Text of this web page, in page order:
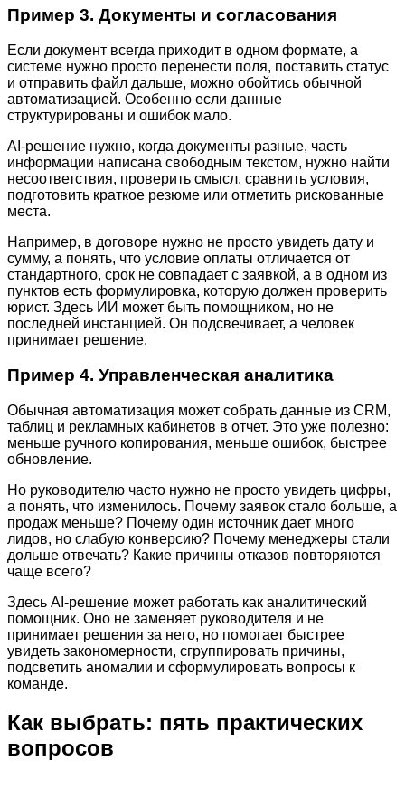
Пример 3. Документы и согласования
Если документ всегда приходит в одном формате, а
системе нужно просто перенести поля, поставить статус
и отправить файл дальше, можно обойтись обычной
автоматизацией. Особенно если данные
структурированы и ошибок мало.
AI-решение нужно, когда документы разные, часть
информации написана свободным текстом, нужно найти
несоответствия, проверить смысл, сравнить условия,
подготовить краткое резюме или отметить рискованные
места.
Например, в договоре нужно не просто увидеть дату и
сумму, а понять, что условие оплаты отличается от
стандартного, срок не совпадает с заявкой, а в одном из
пунктов есть формулировка, которую должен проверить
юрист. Здесь ИИ может быть помощником, но не
последней инстанцией. Он подсвечивает, а человек
принимает решение.
Пример 4. Управленческая аналитика
Обычная автоматизация может собрать данные из CRM,
таблиц и рекламных кабинетов в отчет. Это уже полезно:
меньше ручного копирования, меньше ошибок, быстрее
обновление.
Но руководителю часто нужно не просто увидеть цифры,
а понять, что изменилось. Почему заявок стало больше, а
продаж меньше? Почему один источник дает много
лидов, но слабую конверсию? Почему менеджеры стали
дольше отвечать? Какие причины отказов повторяются
чаще всего?
Здесь AI-решение может работать как аналитический
помощник. Оно не заменяет руководителя и не
принимает решения за него, но помогает быстрее
увидеть закономерности, сгруппировать причины,
подсветить аномалии и сформулировать вопросы к
команде.
Как выбрать: пять практических
вопросов